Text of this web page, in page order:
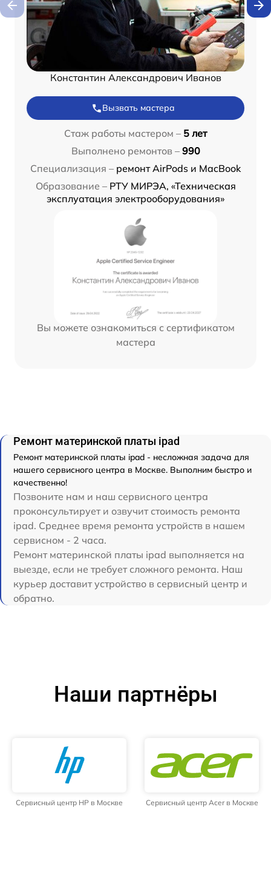
Константин Александрович Иванов
Вызвать мастера
Стаж работы мастером – 5 лет
Выполнено ремонтов – 990
Специализация – ремонт AirPods и MacBook
Образование – РТУ МИРЭА, «Техническая
эксплуатация электрооборудования»
Вы можете ознакомиться с сертификатом
мастера
Ремонт материнской платы ipad
Ремонт материнской платы ipad - несложная задача для
нашего сервисного центра в Москве. Выполним быстро и
качественно!
Позвоните нам и наш сервисного центра
проконсультирует и озвучит стоимость ремонта
ipad. Среднее время ремонта устройств в нашем
сервисном - 2 часа.
Ремонт материнской платы ipad выполняется на
выезде, если не требует сложного ремонта. Наш
курьер доставит устройство в сервисный центр и
обратно.
Наши партнёры
Сервисный центр HP в Москве Сервисный центр Acer в Москве